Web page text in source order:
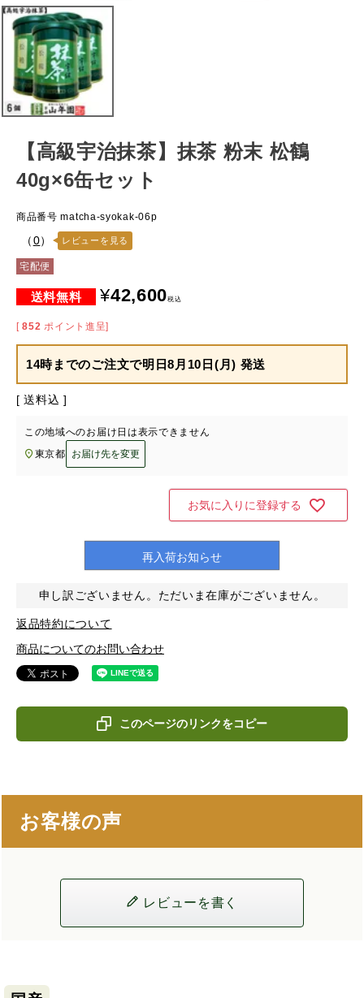
【高級宇治抹茶】抹茶 粉末 松鶴
40g×6缶セット
商品番号 matcha-syokak-06p
（0） レビューを見る
宅配便
¥42,600税込
[ 852 ポイント進呈]
14時までのご注文で明日8月10日(月) 発送
送料込
この地域へのお届け日は表示できません
東京都
お届け先を変更
お気に入りに登録する
再入荷お知らせ
申し訳ございません。ただいま在庫がございません。
返品特約について
商品についてのお問い合わせ
このページのリンクをコピー
お客様の声
レビューを書く